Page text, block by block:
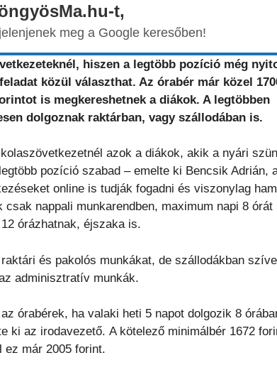
t,
meg a Google keresőben!
hiszen a legtöbb pozíció még
közül választhat. Az órabér már közel
is megkereshetnek a diákok. A legtöbben
dolgoznak raktárban, vagy szállodában is.
azok a diákok, akik a nyári
pozíció szabad – emelte ki Bencsik Adrián,
online is tudják fogadni és viszonylag
nappali munkarendben, maximum napi 8 órát
órázhatnak, éjszaka is.
és pakolós munkákat, de szállodákban
adminisztratív munkák.
órabérek, ha valaki heti 5 napot dolgozik 8
ki az irodavezető. A kötelező minimálbér 1672
ez már 2005 forint.